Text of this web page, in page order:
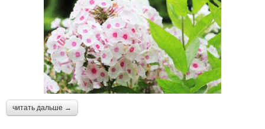
читать дальше →